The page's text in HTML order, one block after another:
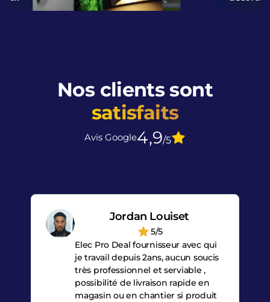
Nos clients sont
satisfaits
Avis Google4,9/5
Jordan Louiset
5/5
Elec Pro Deal fournisseur avec qui
je travail depuis 2ans, aucun soucis
très professionnel et serviable ,
possibilité de livraison rapide en
magasin ou en chantier si produit